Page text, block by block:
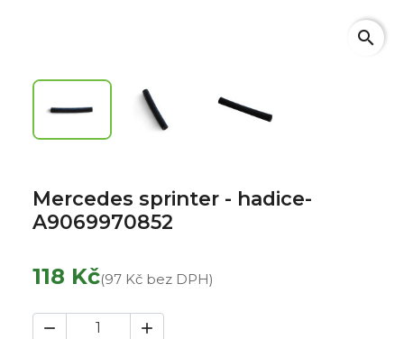
search
Mercedes sprinter - hadice-
A9069970852
118 Kč(97 Kč bez DPH)
 